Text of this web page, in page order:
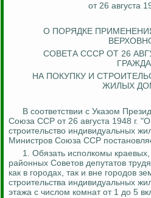
от 26 августа
О ПОРЯДКЕ
СОВЕТА СССР ОТ 26
НА ПОКУПКУ И
ЖИЛЫХ
В соответствии с Указом
Союза ССР от 26 августа 1948 г.
строительство индивидуальных
Министров Союза ССР
1. Обязать исполкомы краевых,
районных Советов депутатов
как в городах, так и вне городов
строительства индивидуальных
этажа с числом комнат от 1 до 5